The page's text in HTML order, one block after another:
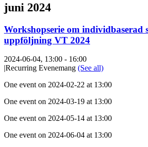
juni 2024
Workshopserie om individbaserad
uppföljning VT 2024
2024-06-04, 13:00 - 16:00
Recurring Evenemang (See all)
One event on 2024-02-22 at 13:00
One event on 2024-03-19 at 13:00
One event on 2024-05-14 at 13:00
One event on 2024-06-04 at 13:00